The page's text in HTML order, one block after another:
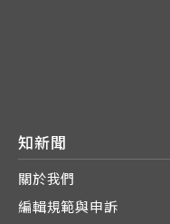
知新聞
關於我們
編輯規範與申訴